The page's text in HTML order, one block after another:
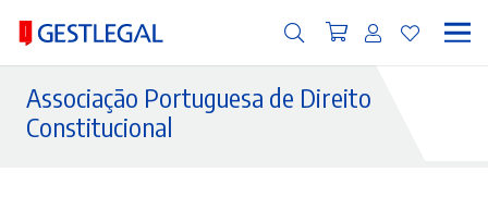
Associação Portuguesa de Direito
Constitucional